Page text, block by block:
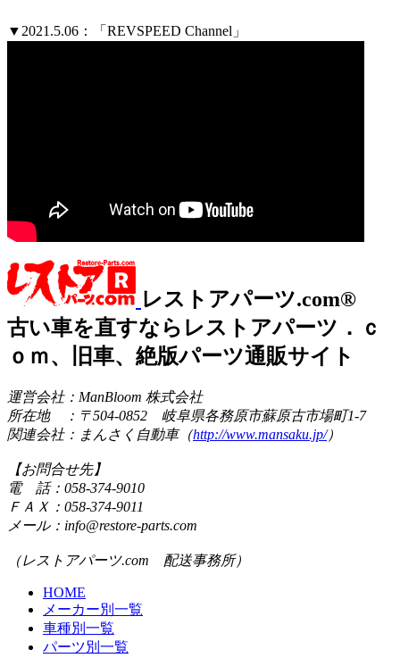
▼2021.5.06：「REVSPEED Channel」
レストアパーツ.com®
古い車を直すならレストアパーツ．ｃ
ｏｍ、旧車、絶版パーツ通販サイト
運営会社：ManBloom 株式会社
所在地 ：〒504-0852 岐阜県各務原市蘇原古市場町1-7
関連会社：まんさく自動車（http://www.mansaku.jp/）
【お問合せ先】
電 話：058-374-9010
ＦＡＸ：058-374-9011
メール：info@restore-parts.com
（レストアパーツ.com 配送事務所）
HOME
メーカー別一覧
車種別一覧
パーツ別一覧